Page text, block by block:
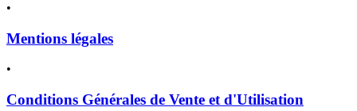
•
Mentions légales
•
Conditions Générales de Vente et d'Utilisation